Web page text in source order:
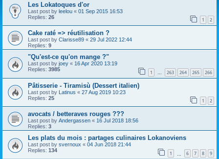
Les Lokatoques d'or
Last post by leelou « 01 Sep 2015 16:53
Replies: 26 1 2
Cake raté => réutilisation ?
Last post by Clarisse89 « 29 Jul 2022 12:44
Replies: 9
"Qu'est-ce qu'on mange ?"
Last post by joey « 16 Apr 2020 13:19
Replies: 3985 1 … 263 264 265 266
Pâtisserie - Tiramisù (Dessert italien)
Last post by Latinus « 27 Aug 2019 10:23
Replies: 25 1 2
avocats / betteraves rouges ???
Last post by Andergassen « 16 Jul 2018 18:56
Replies: 3
Les plats du mois : partages culinaires Lokanoviens
Last post by svernoux « 04 Jun 2018 21:44
Replies: 134 1 6 7 8 9